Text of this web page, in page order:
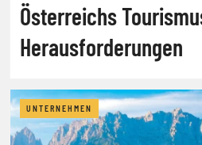
Österreichs
Herausforderungen
UNTERNEHMEN